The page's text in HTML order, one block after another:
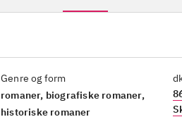
Genre og form
romaner, biografiske romaner,
historiske romaner